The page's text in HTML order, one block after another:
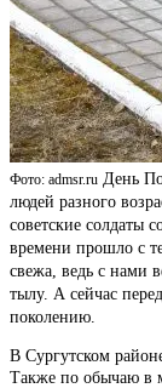
Фото: admsr.ru День
людей разного
советские солдаты
времени прошло с
свежа, ведь с нами
тылу. А сейчас
поколению.
В Сургутском
Также по обычаю в